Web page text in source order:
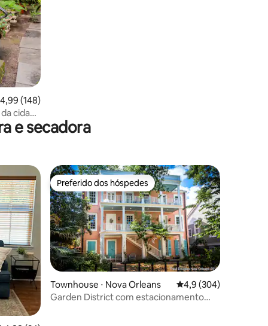
de uma avaliação média de 5, 148 avaliações
4,99 (148)
cidade
e secadora
hóspedes Preferido dos hóspedes
Preferido dos hóspedes
Townhouse ⋅ Nova Orleans 4,9 de uma avaliação
4,9 (304)
Garden District com estacionamento